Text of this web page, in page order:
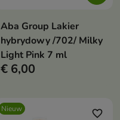
Aba Group Lakier
hybrydowy /702/ Milky
Light Pink 7 ml
€ 6,00
Nieuw favorite_border